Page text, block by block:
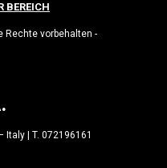
BEREICH
Rechte vorbehalten -
Italy | T. 072196161